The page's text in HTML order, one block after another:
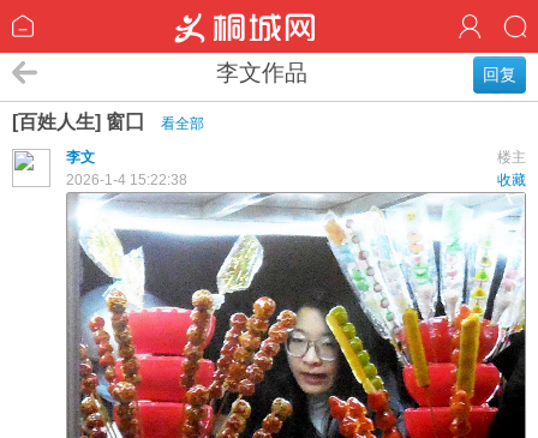
回复
李文作品
[百姓人生] 窗囗
看全部
楼主
李文
收藏
2026-1-4 15:22:38